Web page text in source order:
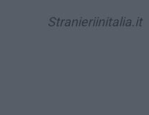
Stranieriinitalia.it